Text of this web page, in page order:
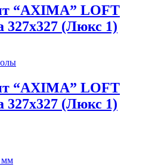
“AXIMA” LOFT
327х327 (Люкс 1)
“AXIMA” LOFT
327х327 (Люкс 1)
мм